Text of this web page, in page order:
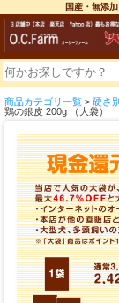
国産・無添
商品カテゴリ一覧 > 硬さ
鶏の銀皮 200g （大袋）